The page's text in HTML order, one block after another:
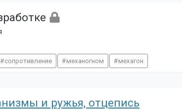
сопротивление механогном мехагон
и ружья, отцепись